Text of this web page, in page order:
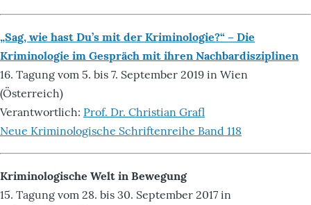
„Sag, wie hast Du’s mit der Kriminologie?“ – Die
Kriminologie im Gespräch mit ihren Nachbardisziplinen
16. Tagung vom 5. bis 7. September 2019 in Wien
(Österreich)
Verantwortlich: Prof. Dr. Christian Grafl
Neue Kriminologische Schriftenreihe Band 118
Kriminologische Welt in Bewegung
15. Tagung vom 28. bis 30. September 2017 in